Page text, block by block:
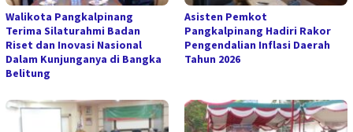
Walikota Pangkalpinang
Terima Silaturahmi Badan
Riset dan Inovasi Nasional
Dalam Kunjunganya di Bangka
Belitung
Asisten Pemkot
Pangkalpinang Hadiri Rakor
Pengendalian Inflasi Daerah
Tahun 2026